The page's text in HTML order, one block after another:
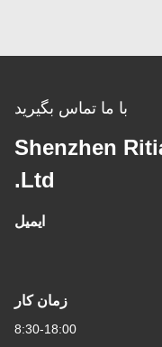
با ما تماس بگیرید
Shenzhen
Ltd.
ایمیل
زمان کار
8:30-18:00